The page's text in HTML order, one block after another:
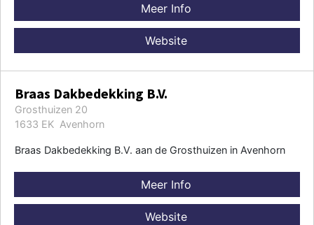
Meer Info
Website
Braas Dakbedekking B.V.
Grosthuizen 20
1633 EK Avenhorn
Braas Dakbedekking B.V. aan de Grosthuizen in Avenhorn
Meer Info
Website